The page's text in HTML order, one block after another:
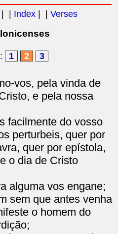
| Index| | Verses
1 2 3
vos, pela vinda de
e pela nossa
facilmente do vosso
perturbeis, quer por
quer por epístola,
o dia de Cristo
alguma vos engane;
sem que antes venha
o homem do